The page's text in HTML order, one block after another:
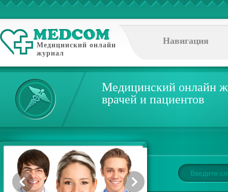
Медицинский онлайн
журнал
Навигация
Медицинский онлайн
врачей и пациентов